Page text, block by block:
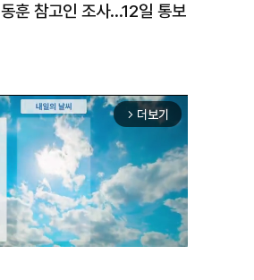
동훈 참고인 조사...12일 통보
arrow_forward_ios 더보기